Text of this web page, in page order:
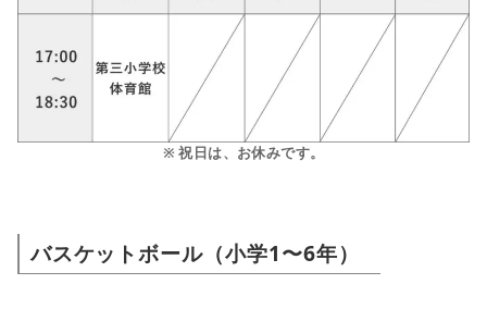
※ 祝日は、お休みです。
バスケットボール（小学1〜6年）